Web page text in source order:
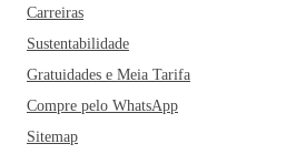
Carreiras
Sustentabilidade
Gratuidades e Meia Tarifa
Compre pelo WhatsApp
Sitemap